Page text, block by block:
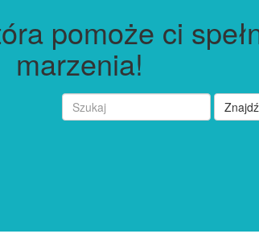
pomoże ci
marzenia!